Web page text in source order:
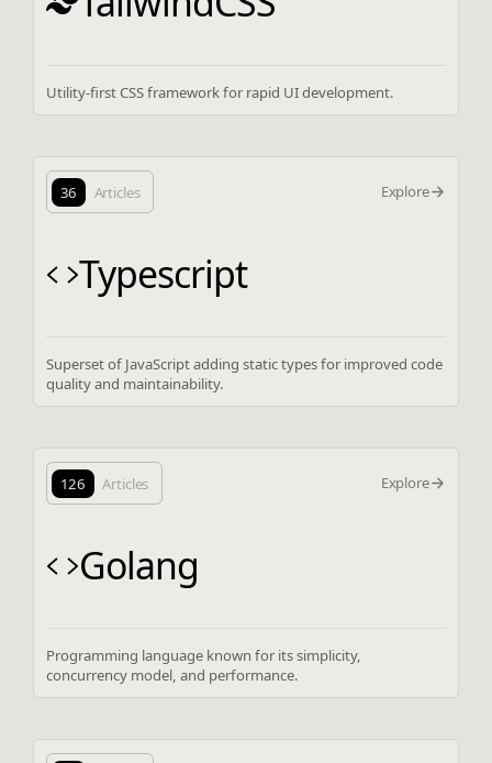
Utility-first CSS framework for rapid UI development.
36 Articles Explore
Typescript
Superset of JavaScript adding static types for improved code
quality and maintainability.
126 Articles Explore
Golang
Programming language known for its simplicity,
concurrency model, and performance.